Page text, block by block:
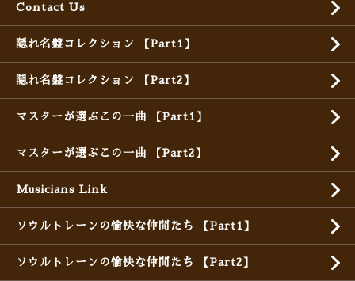
Contact Us
隠れ名盤コレクション 【Part1】
隠れ名盤コレクション 【Part2】
マスターが選ぶこの一曲 【Part1】
マスターが選ぶこの一曲 【Part2】
Musicians Link
ソウルトレーンの愉快な仲間たち 【Part1】
ソウルトレーンの愉快な仲間たち 【Part2】